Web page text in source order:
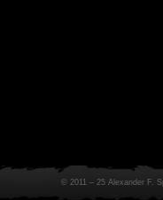
© 2011 – 25 Alexander F.